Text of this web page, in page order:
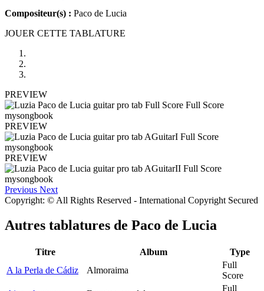
Compositeur(s) : Paco de Lucia
JOUER CETTE TABLATURE
PREVIEW
PREVIEW
PREVIEW
Previous Next
Copyright: © All Rights Reserved - International Copyright Secured
Autres tablatures de Paco de Lucia
Titre Album
Type
A la Perla de Cádiz
Almoraima
Full
Score
Full